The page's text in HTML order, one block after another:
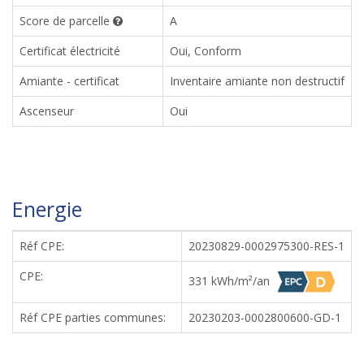
Score de parcelle
A
Certificat électricité
Oui, Conform
Amiante - certificat
Inventaire amiante non destructif
Ascenseur
Oui
Energie
Réf CPE:
20230829-0002975300-RES-1
CPE:
331 kWh/m²/an
Réf CPE parties communes: 20230203-0002800600-GD-1